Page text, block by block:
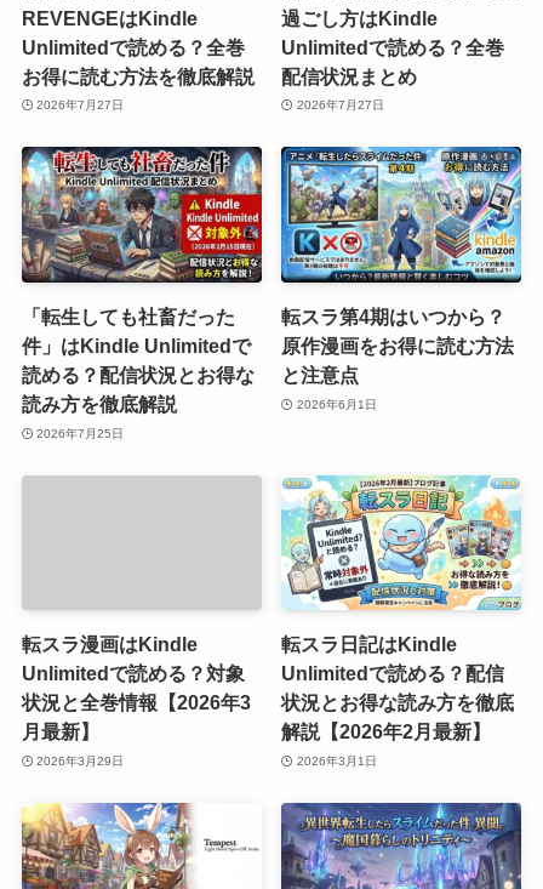
REVENGEはKindle
Unlimitedで読める？全巻
お得に読む方法を徹底解説
2026年7月27日
過ごし方はKindle
Unlimitedで読める？全巻
配信状況まとめ
2026年7月27日
「転生しても社畜だった
件」はKindle Unlimitedで
読める？配信状況とお得な
読み方を徹底解説
2026年7月25日
転スラ第4期はいつから？
原作漫画をお得に読む方法
と注意点
2026年6月1日
転スラ漫画はKindle
Unlimitedで読める？対象
状況と全巻情報【2026年3
月最新】
2026年3月29日
転スラ日記はKindle
Unlimitedで読める？配信
状況とお得な読み方を徹底
解説【2026年2月最新】
2026年3月1日